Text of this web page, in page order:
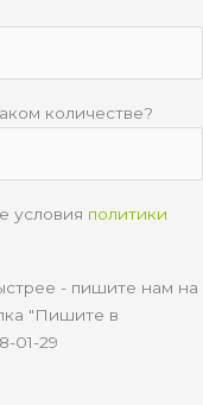
количестве?
условия политики
- пишите нам на
"Пишите в
01-29